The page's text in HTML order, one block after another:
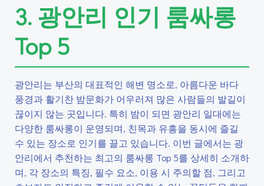
3. 광안리 인기 룸싸롱
Top 5
광안리는 부산의 대표적인 해변 명소로, 아름다운 바다
풍경과 활기찬 밤문화가 어우러져 많은 사람들의 발길이
끊이지 않는 곳입니다. 특히 밤이 되면 광안리 일대에는
다양한 룸싸롱이 운영되며, 친목과 유흥을 동시에 즐길
수 있는 장소로 인기를 끌고 있습니다. 이번 글에서는 광
안리에서 추천하는 최고의 룸싸롱 Top 5를 상세히 소개하
며, 각 장소의 특징, 필수 요소, 이용 시 주의할 점, 그리고